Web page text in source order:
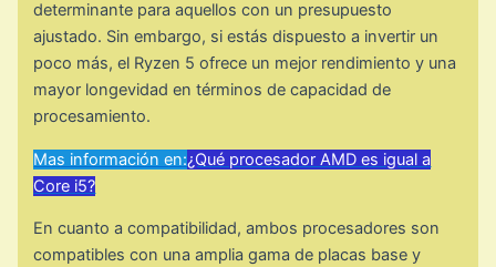
determinante para aquellos con un presupuesto
ajustado. Sin embargo, si estás dispuesto a invertir un
poco más, el Ryzen 5 ofrece un mejor rendimiento y una
mayor longevidad en términos de capacidad de
procesamiento.
Mas información en:¿Qué procesador AMD es igual a
Core i5?
En cuanto a compatibilidad, ambos procesadores son
compatibles con una amplia gama de placas base y